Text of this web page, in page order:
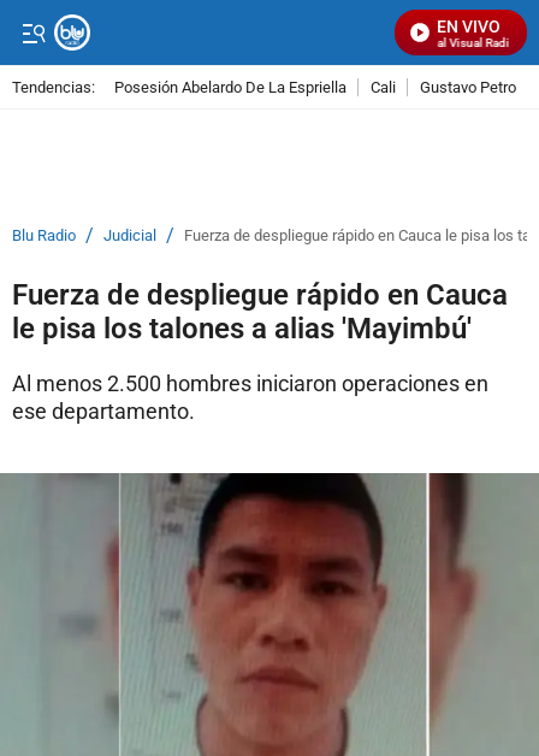
EN VIVO
Señal Visual Radio
Tendencias: Posesión Abelardo De La Espriella Cali Gustavo Petro
Blu Radio / Judicial / Fuerza de despliegue rápido en Cauca le pisa los
Fuerza de despliegue rápido en Cauca
le pisa los talones a alias 'Mayimbú'
Al menos 2.500 hombres iniciaron operaciones en
ese departamento.